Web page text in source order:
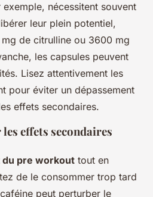
nécessitent souvent
leur plein potentiel,
de citrulline ou 3600 mg
les capsules peuvent
Lisez attentivement les
pour éviter un dépassement
effets secondaires.
effets secondaires
pre workout tout en
de le consommer trop tard
peut perturber le